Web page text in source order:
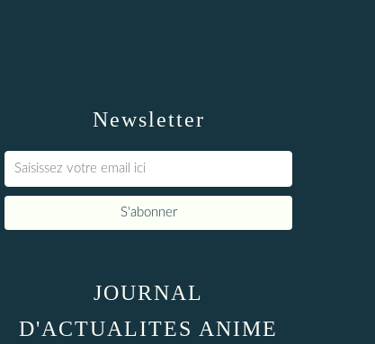
Newsletter
JOURNAL
D'ACTUALITES ANIME